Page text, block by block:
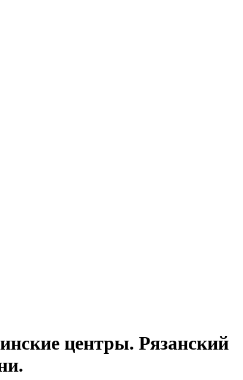
центры. Рязанский